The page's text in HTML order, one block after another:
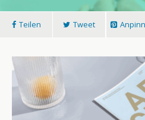
Teilen Tweet